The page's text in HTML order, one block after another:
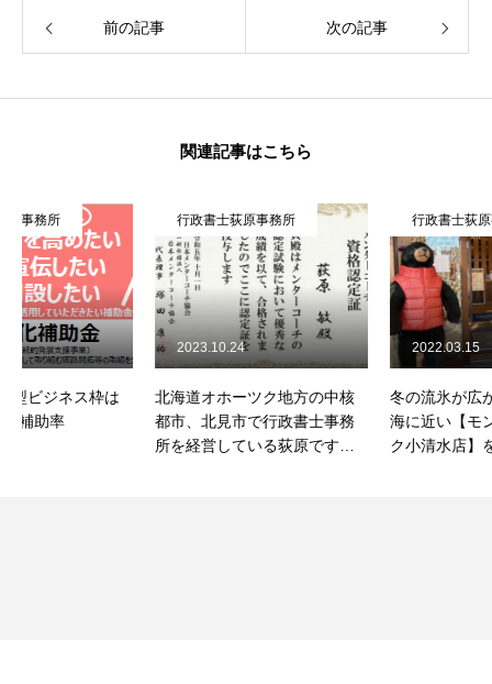
前の記事 次の記事
関連記事はこちら
行政書士荻原事務所
北海道オホーツク地方の中核
都市、北見市で行政書士事務
所を経営している荻原です。
2023.10.24
行政書士荻原事務所
冬の流氷が広がるオホーツク
海に近い【モンベル オホーツ
ク小清水店】を紹介します。
2022.03.15